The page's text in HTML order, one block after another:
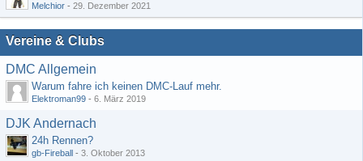
Melchior - 29. Dezember 2021
Vereine & Clubs
DMC Allgemein
Warum fahre ich keinen DMC-Lauf mehr.
Elektroman99 - 6. März 2019
DJK Andernach
24h Rennen?
gb-Fireball - 3. Oktober 2013